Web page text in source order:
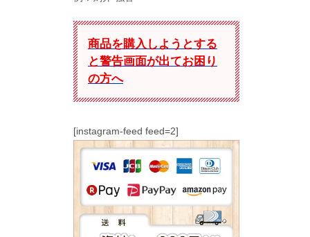
商品を購入しようとする
と警告画面が出てお困り
の方へ
[instagram-feed feed=2]